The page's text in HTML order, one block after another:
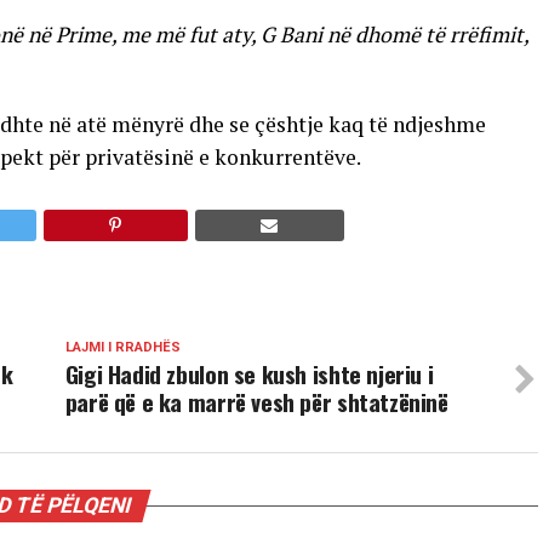
në Prime, me më fut aty, G Bani në dhomë të rrëfimit,
në atë mënyrë dhe se çështje kaq të ndjeshme
për privatësinë e konkurrentëve.
LAJMI I RRADHËS
Gigi Hadid zbulon se kush ishte njeriu i
parë që e ka marrë vesh për shtatzëninë
TË PËLQENI